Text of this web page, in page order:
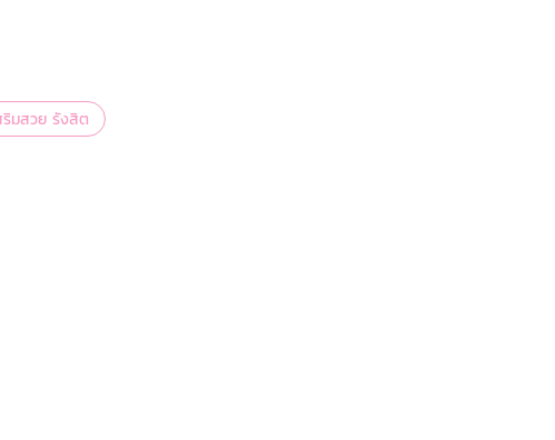
มสวย รังสิต